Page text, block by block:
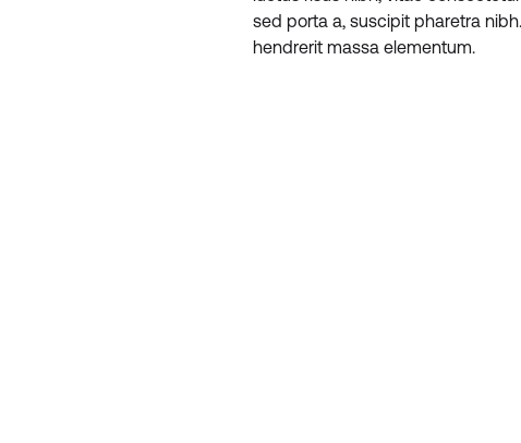
sed porta a, suscipit pharetra
hendrerit massa elementum.